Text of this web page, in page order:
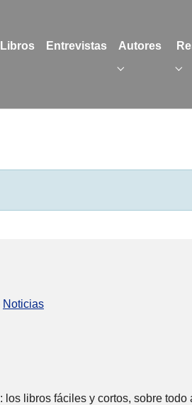
"Textos"
Libros Entrevistas Autores
Submenu for
Noticias
libros fáciles y cortos, sobre